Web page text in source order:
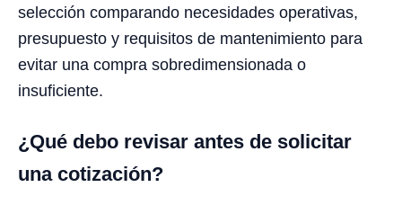
selección comparando necesidades operativas,
presupuesto y requisitos de mantenimiento para
evitar una compra sobredimensionada o
insuficiente.
¿Qué debo revisar antes de solicitar
una cotización?